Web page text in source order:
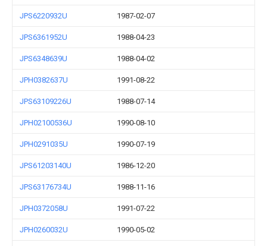
JPS6220932U 1987-02-07
JPS6361952U 1988-04-23
JPS6348639U 1988-04-02
JPH0382637U 1991-08-22
JPS63109226U 1988-07-14
JPH02100536U 1990-08-10
JPH0291035U 1990-07-19
JPS61203140U 1986-12-20
JPS63176734U 1988-11-16
JPH0372058U 1991-07-22
JPH0260032U 1990-05-02